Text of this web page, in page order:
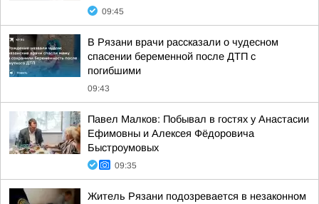
09:45
В Рязани врачи рассказали о чудесном
спасении беременной после ДТП с
погибшими
09:43
Павел Малков: Побывал в гостях у Анастасии
Ефимовны и Алексея Фёдоровича
Быстроумовых
09:35
Житель Рязани подозревается в незаконном